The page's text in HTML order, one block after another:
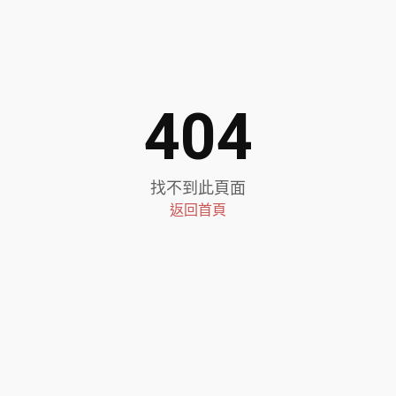
404
找不到此頁面
返回首頁